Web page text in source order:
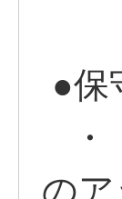
●保
・
の